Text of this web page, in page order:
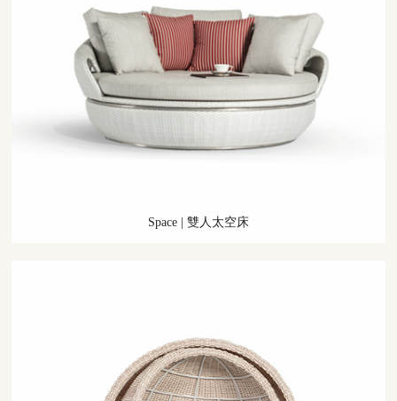
Space | 雙人太空床